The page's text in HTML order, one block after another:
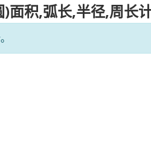
面积,弧长,半径,周长